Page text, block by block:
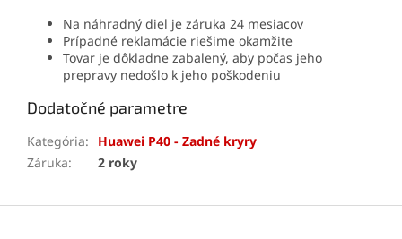
Na náhradný diel je záruka 24 mesiacov
Prípadné reklamácie riešime okamžite
Tovar je dôkladne zabalený, aby počas jeho
prepravy nedošlo k jeho poškodeniu
Dodatočné parametre
Kategória:
Huawei P40 - Zadné kryry
Záruka: 2 roky